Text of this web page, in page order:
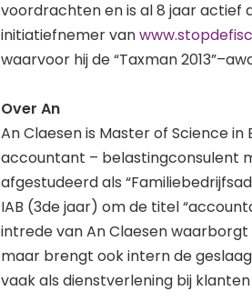
voordrachten en is al 8 jaar actief
initiatiefnemer van
waarvoor hij de “Taxman
Over An
An Claesen is Master of Science
accountant – belastingconsulent
afgestudeerd als
IAB (3de jaar) om de titel
intrede van An Claesen
maar brengt ook intern de
vaak als dienstverlening bij